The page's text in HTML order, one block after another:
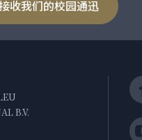
收我们的校园通迅
B.V.